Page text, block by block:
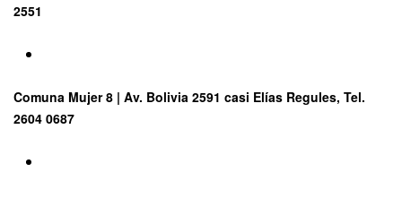
2551
Comuna Mujer 8 | Av. Bolivia 2591 casi Elías Regules, Tel.
2604 0687